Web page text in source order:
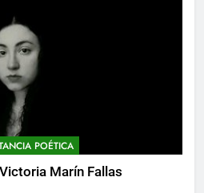
POÉTICA
Marín Fallas